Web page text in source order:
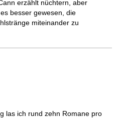
erzählt nüchtern, aber
besser gewesen, die
miteinander zu
las ich rund zehn Romane pro